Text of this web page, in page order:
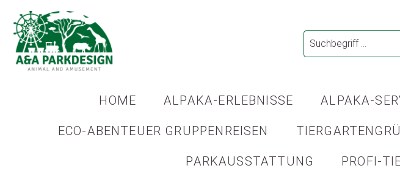
HOME ALPAKA-ERLEBNISSE ALPAKA-
ECO-ABENTEUER GRUPPENREISEN
PARKAUSSTATTUNG PROFI-